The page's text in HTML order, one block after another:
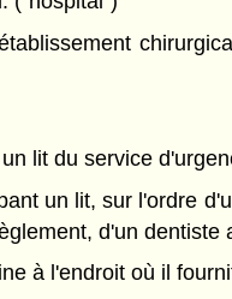
lit du service
un lit, sur l'ordre
d'un dentiste
à l'endroit où il